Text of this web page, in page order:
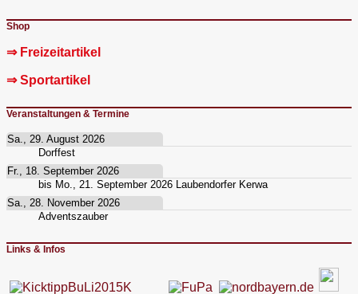
Shop
⇒ Freizeitartikel
⇒ Sportartikel
Veranstaltungen & Termine
Sa., 29. August 2026
Dorffest
Fr., 18. September 2026
bis Mo., 21. September 2026
Laubendorfer Kerwa
Sa., 28. November 2026
Adventszauber
Links & Infos